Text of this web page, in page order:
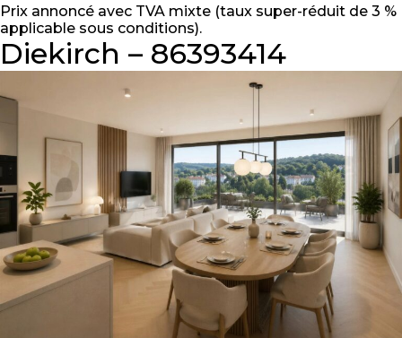
Prix annoncé avec TVA mixte (taux super-réduit de 3 %
applicable sous conditions).
Diekirch – 86393414